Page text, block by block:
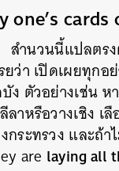
one’s
สำนวนนี้แปลตรง
ยว่า เปิดเผยทุก
ง ตัวอย่างเช่น ห
ลาหรือวางเชิง เ
กระทรวง และถ้
are laying all